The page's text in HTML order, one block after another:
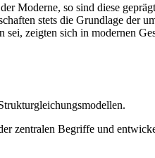
Moderne, so sind diese
stets die Grundlage der
zeigten sich in modernen
zentralen Begriffe und